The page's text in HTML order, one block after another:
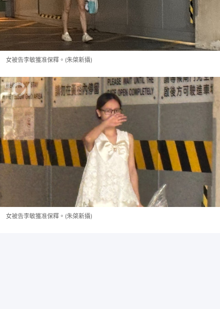
女被告李敏獲准保釋。(朱棨新攝)
女被告李敏獲准保釋。(朱棨新攝)